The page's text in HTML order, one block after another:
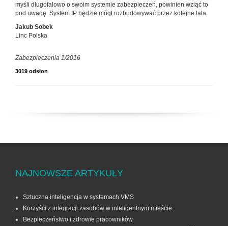
myśli długofalowo o swoim systemie zabezpieczeń, powinien wziąć to
pod uwagę. System IP będzie mógł rozbudowywać przez kolejne lata.
Jakub Sobek
Linc Polska
Zabezpieczenia 1/2016
3019 odsłon
NAJNOWSZE ARTYKUŁY
Sztuczna inteligencja w systemach VMS
Korzyści z integracji zasobów w inteligentnym mieście
Bezpieczeństwo i zdrowie pracowników